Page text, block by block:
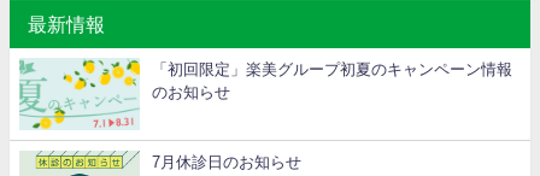
最新情報
「初回限定」楽美グループ初夏のキャンペーン情報
のお知らせ
7月休診日のお知らせ